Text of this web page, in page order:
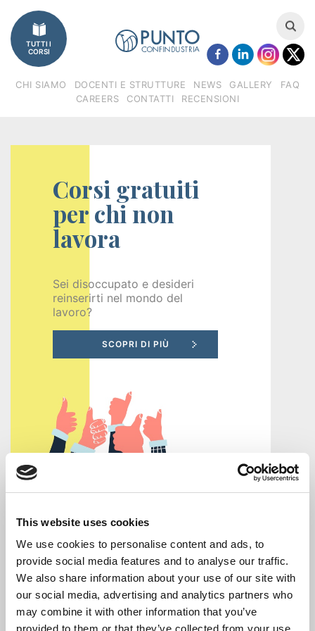
This website uses cookies
We use cookies to personalise content and ads, to
provide social media features and to analyse our traffic.
We also share information about your use of our site with
our social media, advertising and analytics partners who
may combine it with other information that you’ve
provided to them or that they’ve collected from your use
Imprese
Catalogo
corsi
Veneto
(FSE)
Fondimpresa
Fondirigenti
Apprendistato
Recruiting
Tirocini
finanziati
Tuttostage
Persona
Corsi
gratuiti
per
TUTTI I
CORSI
CHI SIAMO DOCENTI E STRUTTURE NEWS GALLERY
FAQ
CAREERS
CONTATTI RECENSIONI
Corsi gratuiti
per chi non
lavora
Sei disoccupato e desideri
reinserirti nel mondo del
lavoro?
Novità
Se desideri partecipare ad un
corso in modalità online
segnalacelo inviando una mail
all'indirizzo:
info@puntoconfindustria.it